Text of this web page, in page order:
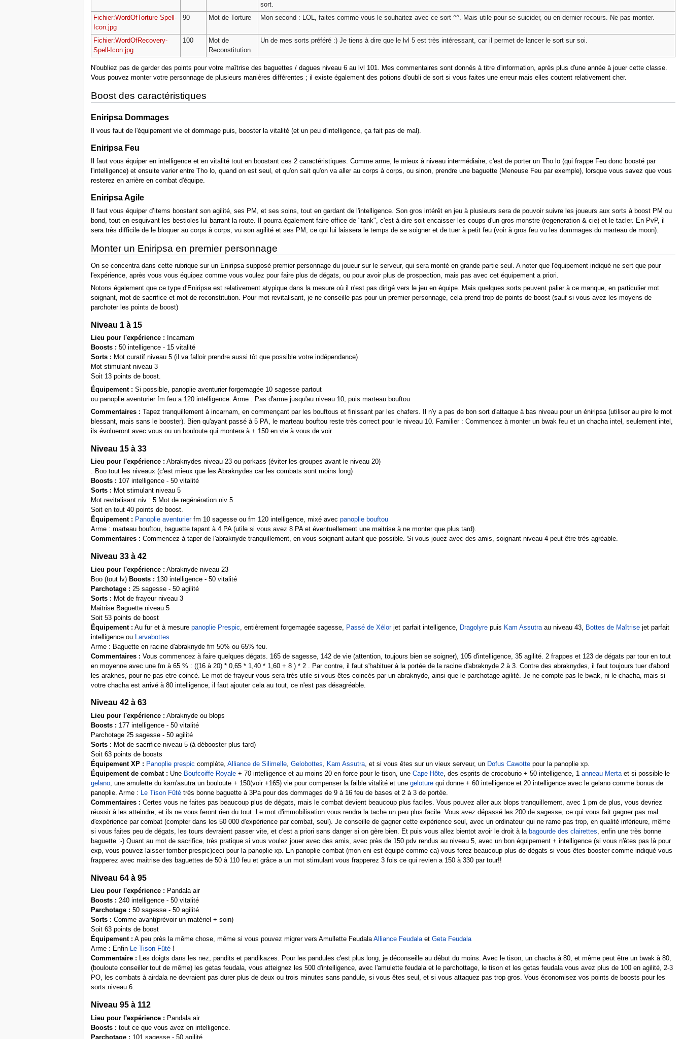
sort.
Fichier:WordOfTorture-Spell-
Icon.jpg
90 Mot de Torture Mon second : LOL, faites comme vous le souhaitez avec ce sort ^^. Mais utile pour se suicider, ou en dernier recours. Ne pas monter.
Fichier:WordOfRecovery-
Spell-Icon.jpg
100
Mot de
Reconstitution
Un de mes sorts préféré :) Je tiens à dire que le lvl 5 est très intéressant, car il permet de lancer le sort sur soi.
N'oubliez pas de garder des points pour votre maîtrise des baguettes / dagues niveau 6 au lvl 101. Mes commentaires sont donnés à titre d'information, après plus d'une année à jouer cette classe.
Vous pouvez monter votre personnage de plusieurs manières différentes ; il existe également des potions d'oubli de sort si vous faites une erreur mais elles coutent relativement cher.
Boost des caractéristiques
Eniripsa Dommages
Il vous faut de l'équipement vie et dommage puis, booster la vitalité (et un peu d'intelligence, ça fait pas de mal).
Eniripsa Feu
Il faut vous équiper en intelligence et en vitalité tout en boostant ces 2 caractéristiques. Comme arme, le mieux à niveau intermédiaire, c'est de porter un Tho lo (qui frappe Feu donc boosté par
l'intelligence) et ensuite varier entre Tho lo, quand on est seul, et qu'on sait qu'on va aller au corps à corps, ou sinon, prendre une baguette (Meneuse Feu par exemple), lorsque vous savez que vous
resterez en arrière en combat d'équipe.
Eniripsa Agile
Il faut vous équiper d’items boostant son agilité, ses PM, et ses soins, tout en gardant de l'intelligence. Son gros intérêt en jeu à plusieurs sera de pouvoir suivre les joueurs aux sorts à boost PM ou
bond, tout en esquivant les bestioles lui barrant la route. Il pourra également faire office de "tank", c'est à dire soit encaisser les coups d'un gros monstre (regeneration & cie) et le tacler. En PvP, il
sera très difficile de le bloquer au corps à corps, vu son agilité et ses PM, ce qui lui laissera le temps de se soigner et de tuer à petit feu (voir à gros feu vu les dommages du marteau de moon).
Monter un Eniripsa en premier personnage
On se concentra dans cette rubrique sur un Eniripsa supposé premier personnage du joueur sur le serveur, qui sera monté en grande partie seul. A noter que l'équipement indiqué ne sert que pour
l'expérience, après vous vous équipez comme vous voulez pour faire plus de dégats, ou pour avoir plus de prospection, mais pas avec cet équipement a priori.
Notons également que ce type d'Eniripsa est relativement atypique dans la mesure où il n'est pas dirigé vers le jeu en équipe. Mais quelques sorts peuvent palier à ce manque, en particulier mot
soignant, mot de sacrifice et mot de reconstitution. Pour mot revitalisant, je ne conseille pas pour un premier personnage, cela prend trop de points de boost (sauf si vous avez les moyens de
parchoter les points de boost)
Niveau 1 à 15
Lieu pour l'expérience : Incarnam
Boosts : 50 intelligence - 15 vitalité
Sorts : Mot curatif niveau 5 (il va falloir prendre aussi tôt que possible votre indépendance)
Mot stimulant niveau 3
Soit 13 points de boost.
Équipement : Si possible, panoplie aventurier forgemagée 10 sagesse partout
ou panoplie aventurier fm feu a 120 intelligence. Arme : Pas d'arme jusqu'au niveau 10, puis marteau bouftou
Commentaires : Tapez tranquillement à incarnam, en commençant par les bouftous et finissant par les chafers. Il n'y a pas de bon sort d'attaque à bas niveau pour un éniripsa (utiliser au pire le mot
blessant, mais sans le booster). Bien qu'ayant passé à 5 PA, le marteau bouftou reste très correct pour le niveau 10. Familier : Commencez à monter un bwak feu et un chacha intel, seulement intel,
ils évolueront avec vous ou un bouloute qui montera à + 150 en vie à vous de voir.
Niveau 15 à 33
Lieu pour l'expérience : Abraknydes niveau 23 ou porkass (éviter les groupes avant le niveau 20)
. Boo tout les niveaux (c'est mieux que les Abraknydes car les combats sont moins long)
Boosts : 107 intelligence - 50 vitalité
Sorts : Mot stimulant niveau 5
Mot revitalisant niv : 5 Mot de regénération niv 5
Soit en tout 40 points de boost.
Équipement : Panoplie aventurierfm 10 sagesse ou fm 120 intelligence, mixé avec panoplie bouftou
Arme : marteau bouftou, baguette tapant à 4 PA (utile si vous avez 8 PA et éventuellement une maitrise à ne monter que plus tard).
Commentaires : Commencez à taper de l'abraknyde tranquillement, en vous soignant autant que possible. Si vous jouez avec des amis, soignant niveau 4 peut être très agréable.
Niveau 33 à 42
Lieu pour l'expérience : Abraknyde niveau 23
Boo (tout lv) Boosts : 130 intelligence - 50 vitalité
Parchotage : 25 sagesse - 50 agilité
Sorts : Mot de frayeur niveau 3
Maitrise Baguette niveau 5
Soit 53 points de boost
Équipement : Au fur et à mesure panoplie Prespic , entièrement forgemagée sagesse, Passé de Xélorjet parfait intelligence, Dragolyrepuis Kam Assutraau niveau 43, Bottes de Maîtrisejet parfait
intelligence ou
Larvabottes
Arme : Baguette en racine d'abraknyde fm 50% ou 65% feu.
Commentaires : Vous commencez à faire quelques dégats. 165 de sagesse, 142 de vie (attention, toujours bien se soigner), 105 d'intelligence, 35 agilité. 2 frappes et 123 de dégats par tour en tout
en moyenne avec une fm à 65 % : ((16 à 20) * 0,65 * 1,40 * 1,60 + 8 ) * 2 . Par contre, il faut s'habituer à la portée de la racine d'abraknyde 2 à 3. Contre des abraknydes, il faut toujours tuer d'abord
les araknes, pour ne pas etre coincé. Le mot de frayeur vous sera très utile si vous êtes coincés par un abraknyde, ainsi que le parchotage agilité. Je ne compte pas le bwak, ni le chacha, mais si
votre chacha est arrivé à 80 intelligence, il faut ajouter cela au tout, ce n'est pas désagréable.
Niveau 42 à 63
Lieu pour l'expérience : Abraknyde ou blops
Boosts : 177 intelligence - 50 vitalité
Parchotage 25 sagesse - 50 agilité
Sorts : Mot de sacrifice niveau 5 (à débooster plus tard)
Soit 63 points de boosts
Équipement XP : Panoplie prespic complète, Alliance de Silimelle, Gelobottes, Kam Assutra, et si vous êtes sur un vieux serveur, un Dofus Cawottepour la panoplie xp.
Équipement de combat : Une Boufcoiffe Royale+ 70 intelligence et au moins 20 en force pour le tison, une Cape Hôte, des esprits de crocoburio + 50 intelligence, 1 anneau Mertaet si possible le
gelano, une amulette du kam'asutra un bouloute + 150(voir +165) vie pour compenser la faible vitalité et une geloturequi donne + 60 intelligence et 20 intelligence avec le gelano comme bonus de
panoplie. Arme : Le Tison Fûtétrès bonne baguette à 3Pa pour des dommages de 9 à 16 feu de bases et 2 à 3 de portée.
Commentaires : Certes vous ne faites pas beaucoup plus de dégats, mais le combat devient beaucoup plus faciles. Vous pouvez aller aux blops tranquillement, avec 1 pm de plus, vous devriez
réussir à les atteindre, et ils ne vous feront rien du tout. Le mot d'immobilisation vous rendra la tache un peu plus facile. Vous avez dépassé les 200 de sagesse, ce qui vous fait gagner pas mal
d'expérience par combat (compter dans les 50 000 d'expérience par combat, seul). Je conseille de gagner cette expérience seul, avec un ordinateur qui ne rame pas trop, en qualité inférieure, même
si vous faites peu de dégats, les tours devraient passer vite, et c'est a priori sans danger si on gère bien. Et puis vous allez bientot avoir le droit à la bagourde des clairettes, enfin une très bonne
baguette :-) Quant au mot de sacrifice, très pratique si vous voulez jouer avec des amis, avec près de 150 pdv rendus au niveau 5, avec un bon équipement + intelligence (si vous n'êtes pas là pour
exp, vous pouvez laisser tomber prespic)ceci pour la panoplie xp. En panoplie combat (mon eni est équipé comme ca) vous ferez beaucoup plus de dégats si vous êtes booster comme indiqué vous
frapperez avec maitrise des baguettes de 50 à 110 feu et grâce a un mot stimulant vous frapperez 3 fois ce qui revien a 150 à 330 par tour!!
Niveau 64 à 95
Lieu pour l'expérience : Pandala air
Boosts : 240 intelligence - 50 vitalité
Parchotage : 50 sagesse - 50 agilité
Sorts : Comme avant(prévoir un matériel + soin)
Soit 63 points de boost
Équipement : A peu près la même chose, même si vous pouvez migrer vers Amullette FeudalaAlliance Feudalaet Geta Feudala
Arme : Enfin Le Tison Fûté!
Commentaire : Les doigts dans les nez, pandits et pandikazes. Pour les pandules c'est plus long, je déconseille au début du moins. Avec le tison, un chacha à 80, et même peut être un bwak à 80,
(bouloute conseiller tout de même) les getas feudala, vous atteignez les 500 d'intelligence, avec l'amulette feudala et le parchottage, le tison et les getas feudala vous avez plus de 100 en agilité, 2-3
PO, les combats à airdala ne devraient pas durer plus de deux ou trois minutes sans pandule, si vous êtes seul, et si vous attaquez pas trop gros. Vous économisez vos points de boosts pour les
sorts niveau 6.
Niveau 95 à 112
Lieu pour l'expérience : Pandala air
Boosts : tout ce que vous avez en intelligence.
Parchotage : 101 sagesse - 50 agilité